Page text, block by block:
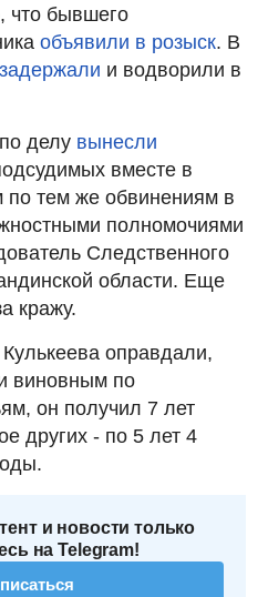
что бывшего
объявили в розыск. В
задержали и водворили в
делу вынесли
вместе в
по тем же обвинениям в
полномочиями
Следственного
области. Еще
кражу.
оправдали,
виновным по
он получил 7 лет
других - по 5 лет 4
и новости только
на Telegram!